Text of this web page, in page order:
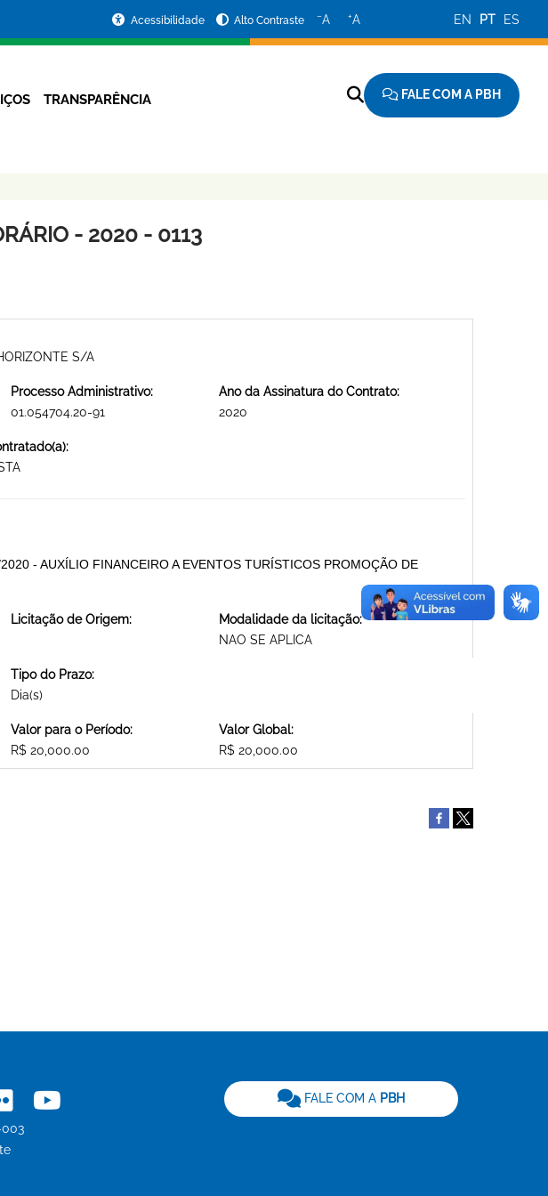
Acessibilidade Alto Contraste −A +A EN PT ES
TRANSPARÊNCIA FALE COM A PBH
- 2020 - 0113
S/A
Processo Administrativo:
01.054704.20-91
Ano da Assinatura do Contrato:
2020
- AUXÍLIO FINANCEIRO A EVENTOS TURÍSTICOS PROMOÇÃO DE
Licitação de Origem:
Modalidade da licitação:
NAO SE APLICA
Tipo do Prazo:
Dia(s)
Valor para o Período:
R$ 20,000.00
Valor Global:
R$ 20,000.00
Flickr
003
FALE COM A PBH